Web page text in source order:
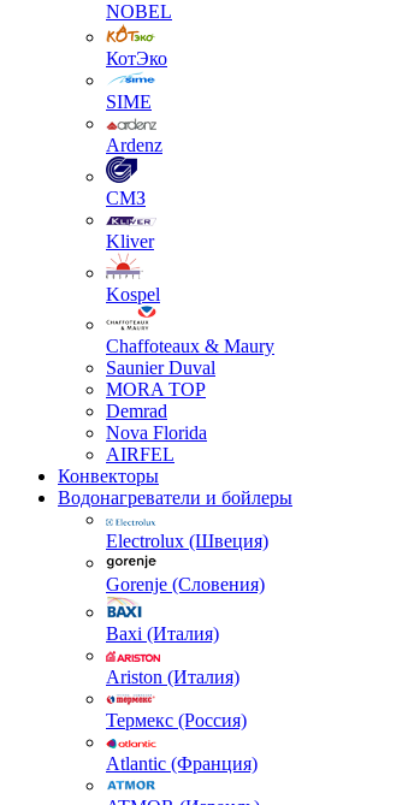
NOBEL
КотЭко
SIME
Ardenz
СМЗ
Kliver
Kospel
Chaffoteaux & Maury
Saunier Duval
MORA TOP
Demrad
Nova Florida
AIRFEL
Конвекторы
Водонагреватели и бойлеры
Electrolux (Швеция)
Gorenje (Словения)
Baxi (Италия)
Ariston (Италия)
Термекс (Россия)
Atlantic (Франция)